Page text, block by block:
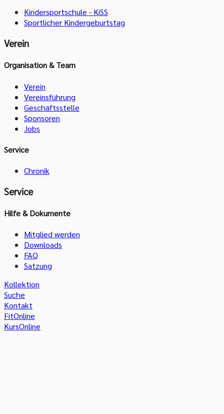
Kindersportschule - KiSS
Sportlicher Kindergeburtstag
Verein
Organisation & Team
Verein
Vereinsführung
Geschäftsstelle
Sponsoren
Jobs
Service
Chronik
Service
Hilfe & Dokumente
Mitglied werden
Downloads
FAQ
Satzung
Kollektion
Suche
Kontakt
FitOnline
KursOnline